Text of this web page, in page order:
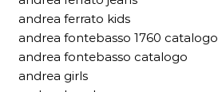
andrea ferrato kids
andrea fontebasso 1760 catalogo
andrea fontebasso catalogo
andrea girls